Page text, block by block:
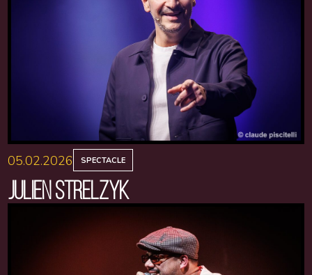
05.02.2026 SPECTACLE
JULIEN STRELZYK